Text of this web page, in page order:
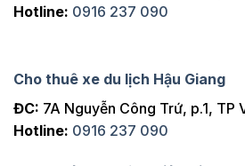
Hotline: 0916 237 090
Cho thuê xe du lịch Hậu Giang
ĐC: 7A Nguyễn Công Trứ, p.1, TP
Hotline: 0916 237 090